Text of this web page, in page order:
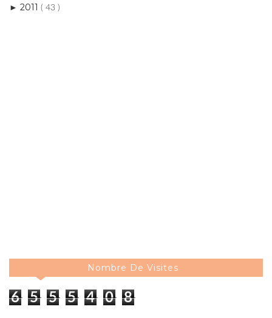
6 5 5 5 4 0 8
Fourni par